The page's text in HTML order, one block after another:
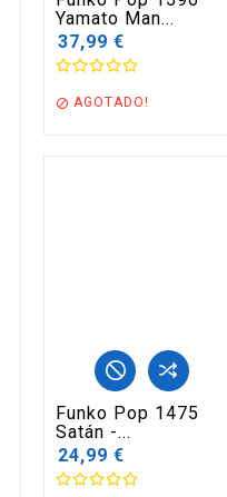
Yamato Man...
37,99 €
 AGOTADO!
Funko Pop 1475
Satán -...
24,99 €